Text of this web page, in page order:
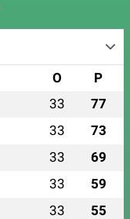
O P
33 77
33 73
33 69
33 59
33 55